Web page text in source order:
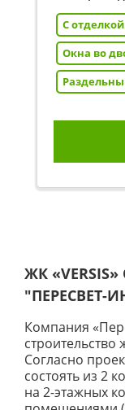
С отделкой
Окна во
ЖК
"ПЕРЕСВЕТ-
Компания
строительство
Согласно
состоять из 2
на 2-этажных